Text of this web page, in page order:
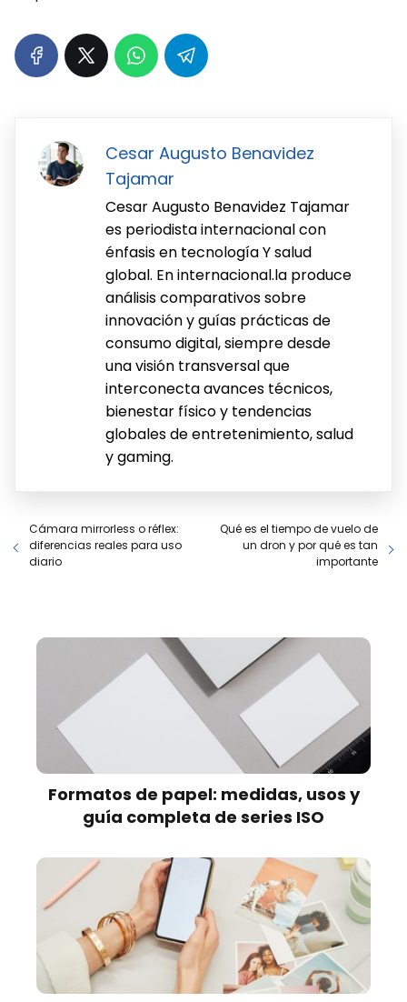
Cesar Augusto Benavidez
Tajamar
Cesar Augusto Benavidez Tajamar
es periodista internacional con
énfasis en tecnología Y salud
global. En internacional.la produce
análisis comparativos sobre
innovación y guías prácticas de
consumo digital, siempre desde
una visión transversal que
interconecta avances técnicos,
bienestar físico y tendencias
globales de entretenimiento, salud
y gaming.
Cámara mirrorless o réflex:
diferencias reales para uso
diario
Qué es el tiempo de vuelo de
un dron y por qué es tan
importante
Formatos de papel: medidas, usos y
guía completa de series ISO